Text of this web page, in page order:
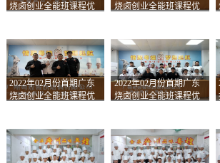
烧卤创业全能班课程优
烧卤创业全能班课程优
2022年02月份首期广东
烧卤创业全能班课程优
2022年02月份首期广东
烧卤创业全能班课程优